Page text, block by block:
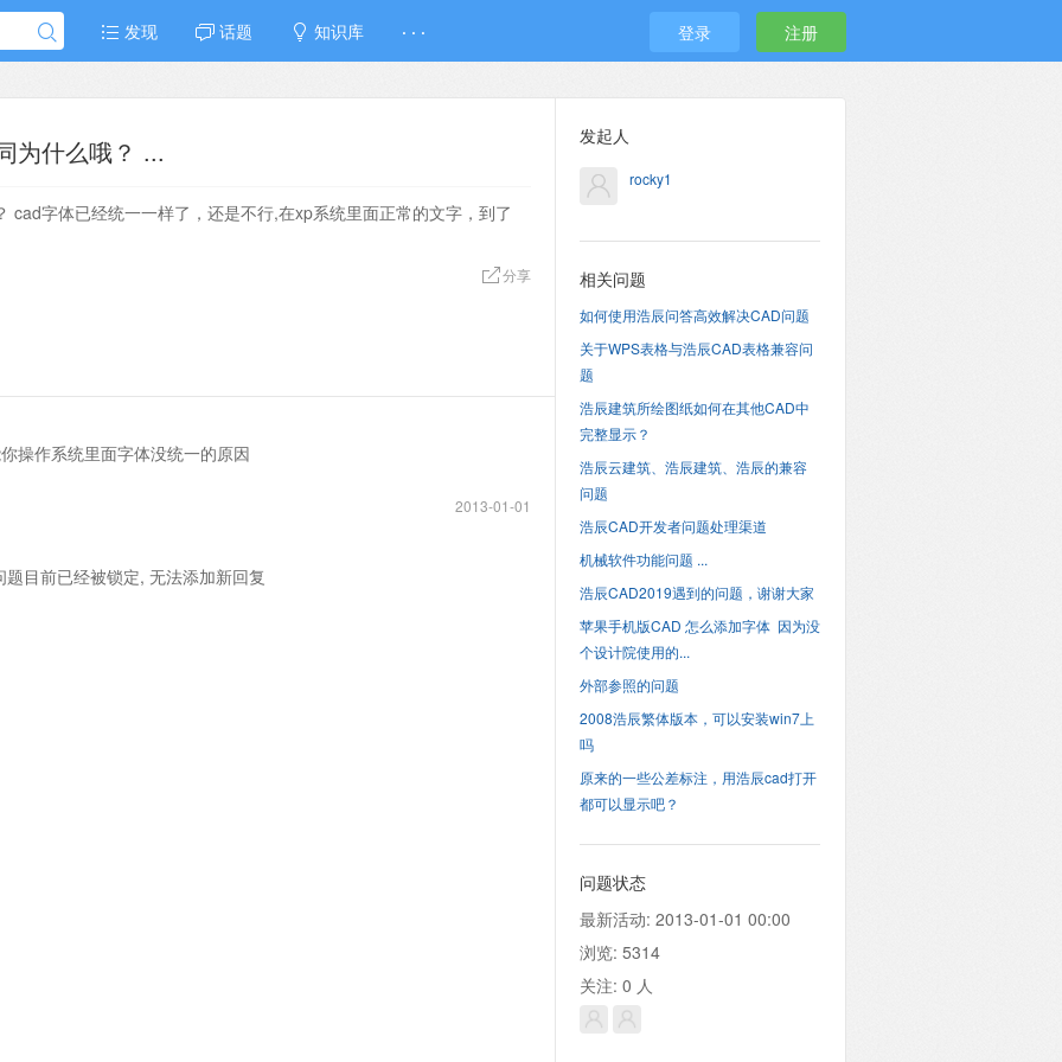
发现 话题 知识库 · · · 登录 注册
为什么哦？ ...
cad字体已经统一一样了，还是不行,在xp系统里面正常的文字，到了
分享
操作系统里面字体没统一的原因
2013-01-01
题目前已经被锁定, 无法添加新回复
发起人
rocky1
相关问题
如何使用浩辰问答高效解决CAD问题
关于WPS表格与浩辰CAD表格兼容问
题
浩辰建筑所绘图纸如何在其他CAD中
完整显示？
浩辰云建筑、浩辰建筑、浩辰的兼容
问题
浩辰CAD开发者问题处理渠道
机械软件功能问题 ...
浩辰CAD2019遇到的问题，谢谢大家
苹果手机版CAD 怎么添加字体 因为没
个设计院使用的...
外部参照的问题
2008浩辰繁体版本，可以安装win7上
吗
原来的一些公差标注，用浩辰cad打开
都可以显示吧？
问题状态
最新活动: 2013-01-01 00:00
浏览: 5314
关注: 0 人